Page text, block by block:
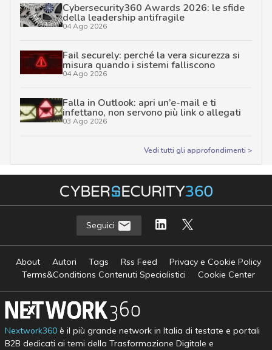
Cybersecurity360 Awards 2026: le sfide
della leadership antifragile
04 Ago 2026
Fail securely: perché la vera sicurezza si
misura quando i sistemi falliscono
04 Ago 2026
Falla in Outlook: apri un’e-mail e ti
infettano, non servono più link o allegati
03 Ago 2026
Vedi tutti gli approfondimenti >
Seguici
About Autori Tags Rss Feed
Privacy e Cookie Policy
Terms&Conditions Contenuti Specialistici
Cookie Center
Nextwork360è il più grande network in Italia di testate e portali
B2B dedicati ai temi della Trasformazione Digitale e